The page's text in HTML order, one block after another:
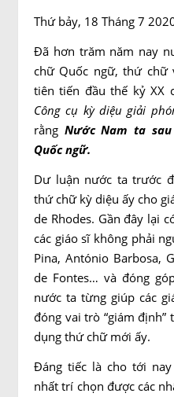
Thứ bảy, 18 Tháng 7
Đã hơn trăm năm nay
chữ Quốc ngữ, thứ chữ
tiên tiến đầu thế kỷ XX
Công cụ kỳ diệu giải
rằng Nước Nam ta
Quốc ngữ.
Dư luận nước ta trước
thứ chữ kỳ diệu ấy cho
de Rhodes. Gần đây lại
các giáo sĩ không phải
Pina, António Barbosa,
de Fontes… và đóng
nước ta từng giúp các
đóng vai trò “giám
dụng thứ chữ mới ấy.
Đáng tiếc là cho tới
nhất trí chọn được các